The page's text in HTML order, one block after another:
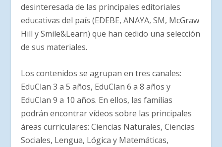
desinteresada de las principales editoriales
educativas del país (EDEBE, ANAYA, SM, McGraw
Hill y Smile&Learn) que han cedido una selección
de sus materiales.
Los contenidos se agrupan en tres canales:
EduClan 3 a 5 años, EduClan 6 a 8 años y
EduClan 9 a 10 años. En ellos, las familias
podrán encontrar vídeos sobre las principales
áreas curriculares: Ciencias Naturales, Ciencias
Sociales, Lengua, Lógica y Matemáticas,